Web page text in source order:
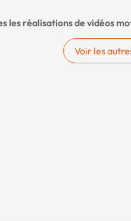
les réalisations de vidéos
Voir les